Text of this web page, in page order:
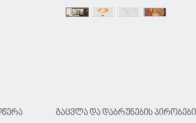
გაცვლა და დაბრუნების პირობები